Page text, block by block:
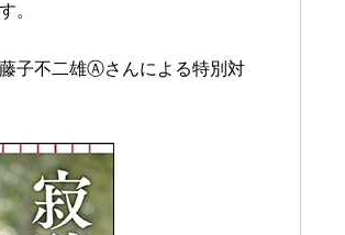
。
子不二雄Ⓐさんによる特別対